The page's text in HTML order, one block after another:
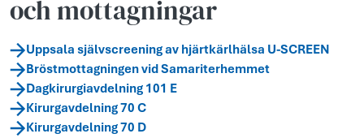
och mottagningar
Uppsala självscreening av hjärtkärlhälsa U-SCREEN
Bröstmottagningen vid Samariterhemmet
Dagkirurgiavdelning 101 E
Kirurgavdelning 70 C
Kirurgavdelning 70 D